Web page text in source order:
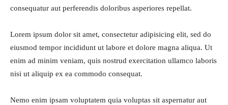
consequatur aut perferendis doloribus asperiores repellat.
Lorem ipsum dolor sit amet, consectetur adipisicing elit, sed do
eiusmod tempor incididunt ut labore et dolore magna aliqua. Ut
enim ad minim veniam, quis nostrud exercitation ullamco laboris
nisi ut aliquip ex ea commodo consequat.
Nemo enim ipsam voluptatem quia voluptas sit aspernatur aut